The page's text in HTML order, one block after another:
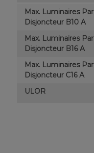
Max. Luminaires Par
Disjoncteur B10 A
Max. Luminaires Par
Disjoncteur B16 A
Max. Luminaires Par
Disjoncteur C16 A
ULOR